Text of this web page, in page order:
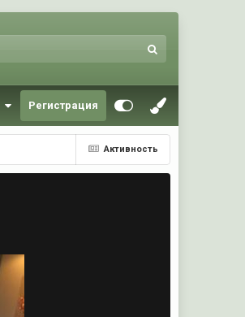
Регистрация
Активность